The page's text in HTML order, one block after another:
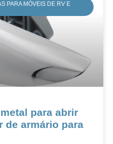
PARA MÓVEIS DE RV E
para abrir
de armário para